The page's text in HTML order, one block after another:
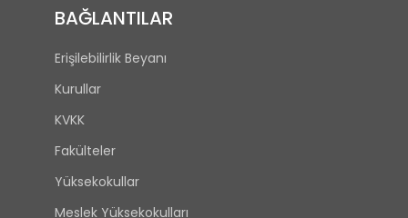
BAĞLANTILAR
Erişilebilirlik Beyanı
Kurullar
KVKK
Fakülteler
Yüksekokullar
Meslek Yüksekokulları